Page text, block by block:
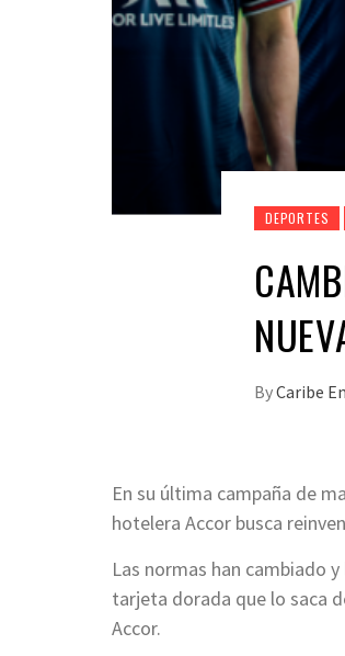
DEPORTES
ByCaribe
En su última campaña de
hotelera Accor busca
Las normas han cambiado
tarjeta dorada que lo saca
Accor.